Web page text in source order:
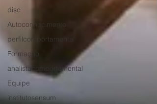
disc
Autoconhecimento
perfilcomportamental
Formação
analistacomportamental
Equipe
institutosensum